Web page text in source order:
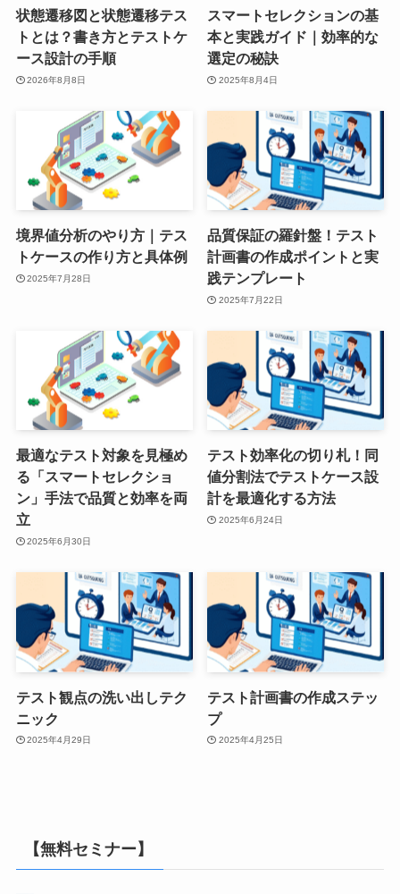
状態遷移図と状態遷移テス
トとは？書き方とテストケ
ース設計の手順
2026年8月8日
スマートセレクションの基
本と実践ガイド｜効率的な
選定の秘訣
2025年8月4日
境界値分析のやり方｜テス
トケースの作り方と具体例
2025年7月28日
品質保証の羅針盤！テスト
計画書の作成ポイントと実
践テンプレート
2025年7月22日
最適なテスト対象を見極め
る「スマートセレクショ
ン」手法で品質と効率を両
立
2025年6月30日
テスト効率化の切り札！同
値分割法でテストケース設
計を最適化する方法
2025年6月24日
テスト観点の洗い出しテク
ニック
2025年4月29日
テスト計画書の作成ステッ
プ
2025年4月25日
【無料セミナー】